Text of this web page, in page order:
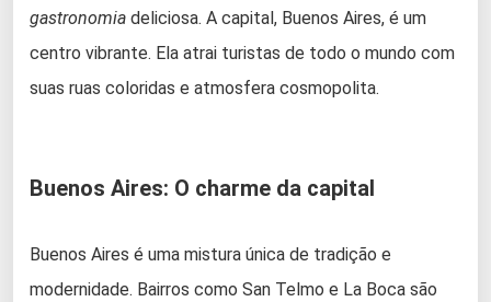
gastronomia deliciosa. A capital, Buenos Aires, é um
centro vibrante. Ela atrai turistas de todo o mundo com
suas ruas coloridas e atmosfera cosmopolita.
Buenos Aires: O charme da capital
Buenos Aires é uma mistura única de tradição e
modernidade. Bairros como San Telmo e La Boca são